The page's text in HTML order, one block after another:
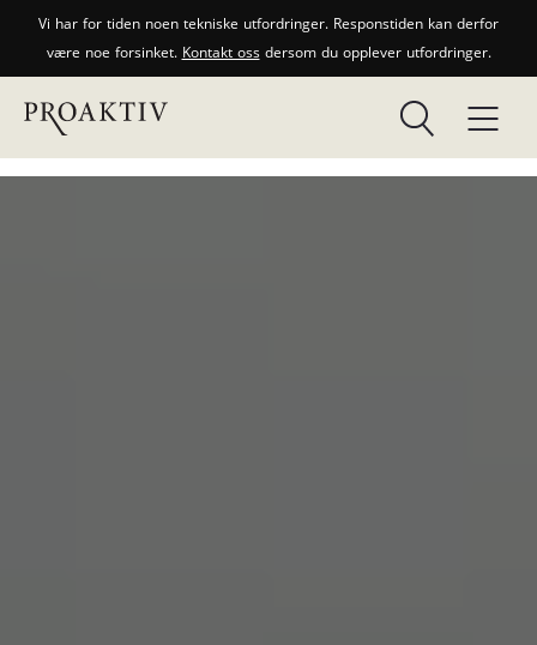
Vi har for tiden noen tekniske utfordringer. Responstiden kan derfor
være noe forsinket. Kontakt ossdersom du opplever utfordringer.